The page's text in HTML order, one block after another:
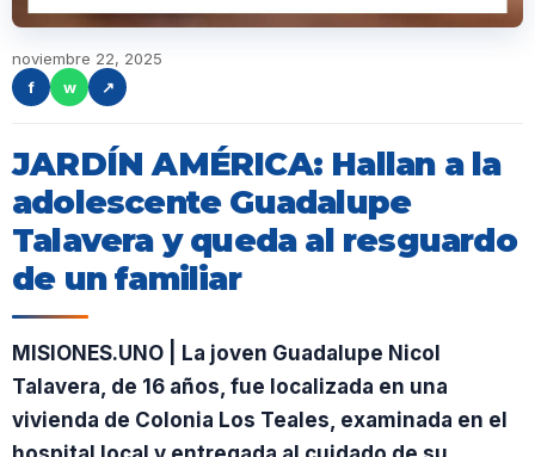
noviembre 22, 2025
f
w ↗
JARDÍN AMÉRICA: Hallan a la
adolescente Guadalupe
Talavera y queda al resguardo
de un familiar
MISIONES.UNO | La joven Guadalupe Nicol
Talavera, de 16 años, fue localizada en una
vivienda de Colonia Los Teales, examinada en el